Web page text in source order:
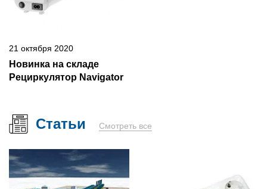
21 октября 2020
Новинка на складе
Рециркулятор Navigator
Статьи Смотреть все